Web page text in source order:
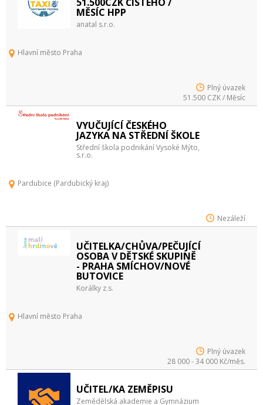
MĚSÍC HPP
anatal s.r.o.
Hlavní město Praha
Plný úvazek
51.500 CZK / Měsíc
VYUČUJÍCÍ ČESKÉHO
JAZYKA NA STŘEDNÍ ŠKOLE
Střední škola podnikání Vysoké Mýto,
s.r.o.
Pardubice (Pardubický kraj)
Nezáleží
UČITELKA/CHŮVA/PEČUJÍCÍ
OSOBA V DĚTSKÉ SKUPINĚ
- PRAHA SMÍCHOV/NOVÉ
BUTOVICE
Korálky z.s.
Hlavní město Praha
Plný úvazek
28 000 - 34 000 Kč/měs.
UČITEL/KA ZEMĚPISU
Zemědělská akademie a Gymnázium